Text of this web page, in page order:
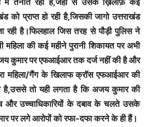
को प्राप्त हो रही है,जिसकी जागो उत्तराखंड
रही है।फिलहाल जिस तरह से पौड़ी पुलिस ने
महिला की कई महीने पुरानी शिकायत पर अभी
कुमार पर एफआईआर तक दर्ज नहीं की है और
महिला/गैंग के खिलाफ क्रॉस एफआईआर की
है,उससे तो यही लगता है कि अजय कुमार की
और उच्चाधिकारियों के दबाव के चलते उसके
पर लगे आरोपों को रफा-दफा करने के ही हैं।